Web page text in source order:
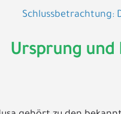
Schlussbetrachtung:
Ursprung und